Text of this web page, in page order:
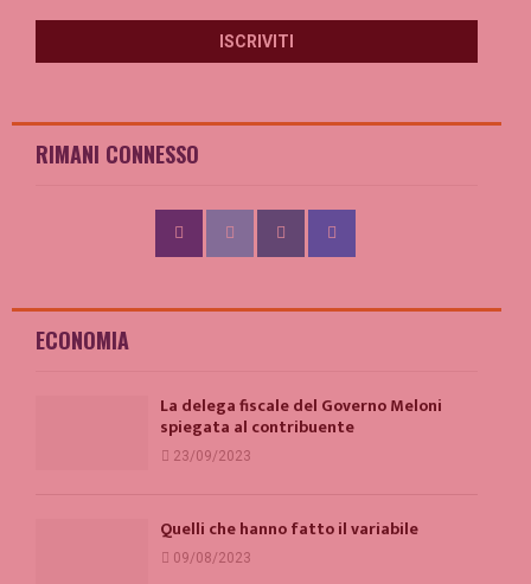
RIMANI CONNESSO
ECONOMIA
La delega fiscale del Governo Meloni
spiegata al contribuente
23/09/2023
Quelli che hanno fatto il variabile
09/08/2023